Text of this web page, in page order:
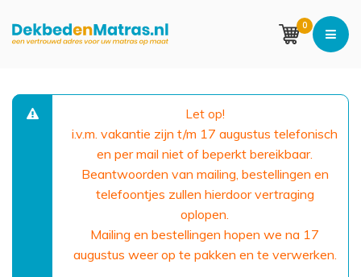
0
Let op!
i.v.m. vakantie zijn t/m 17 augustus telefonisch
en per mail niet of beperkt bereikbaar.
Beantwoorden van mailing, bestellingen en
telefoontjes zullen hierdoor vertraging
oplopen.
Mailing en bestellingen hopen we na 17
augustus weer op te pakken en te verwerken.